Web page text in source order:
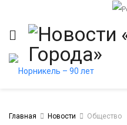
Главная Новости Общество